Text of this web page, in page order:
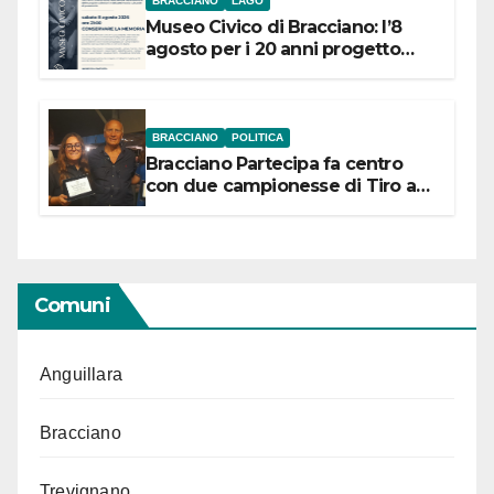
Museo Civico di Bracciano: l’8
agosto per i 20 anni progetto
BRACCIANO POLITICA
Bracciano Partecipa fa centro
con due campionesse di Tiro a
Comuni
Anguillara
Bracciano